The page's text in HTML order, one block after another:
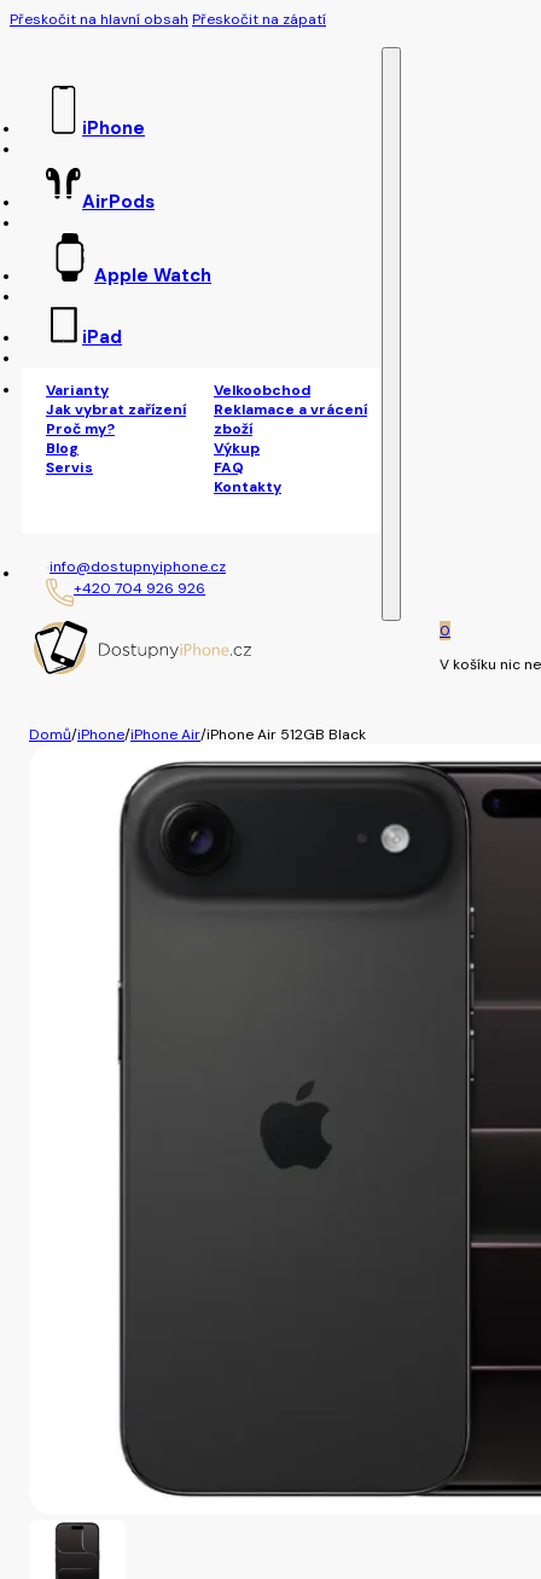
Přeskočit na hlavní obsah Přeskočit na zápatí
iPhone
AirPods
Apple Watch
iPad
Varianty
Jak vybrat zařízení
Proč my?
Blog
Servis
Velkoobchod
Reklamace a vrácení
zboží
Výkup
FAQ
Kontakty
info@dostupnyiphone.cz
+420 704 926 926
0
V košíku nic
Domů/iPhone/iPhone Air/iPhone Air 512GB Black